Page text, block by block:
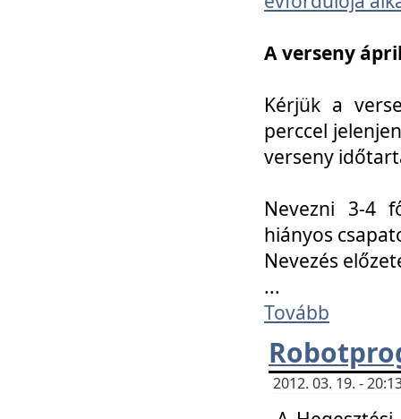
A verseny
Kérjük a
perccel
verseny
Nevezni 3-4
hiányos
Nevezés
...
Tovább
2012. 03. 19. -